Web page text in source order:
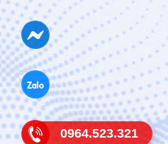
0964.523.321